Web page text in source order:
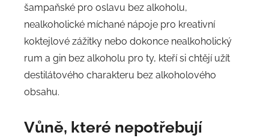
šampaňské pro oslavu bez alkoholu,
nealkoholické míchané nápoje pro kreativní
koktejlové zážitky nebo dokonce nealkoholický
rum a gin bez alkoholu pro ty, kteří si chtějí užít
destilátového charakteru bez alkoholového
obsahu.
Vůně, které nepotřebují